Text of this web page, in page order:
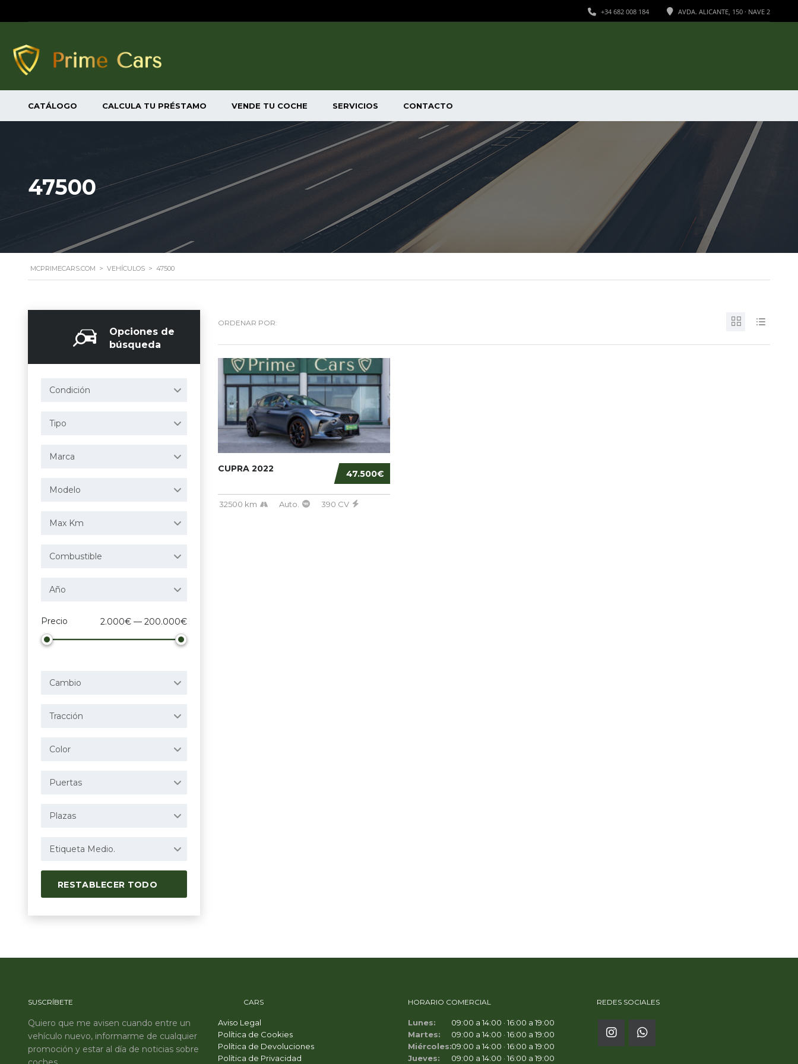
AVDA. ALICANTE, 150 · NAVE 2
+34 682 008 184
CATÁLOGO CALCULA TU PRÉSTAMO VENDE TU COCHE SERVICIOS CONTACTO
47500
MCPRIMECARS.COM > VEHÍCULOS > 47500
Opciones de
búsqueda
Condición
Tipo
Marca
Modelo
Max Km
Combustible
Año
Precio 2.000€ — 200.000€
Cambio
Tracción
Color
Puertas
Plazas
Etiqueta Medio.
RESTABLECER TODO
ORDENAR POR:
47.500€
CUPRA 2022
32500 km Auto. 390 CV
SUSCRÍBETE
Quiero que me avisen cuando entre un
vehículo nuevo, informarme de cualquier
promoción y estar al día de noticias sobre
CARS
Aviso Legal
Política de Cookies
Política de Devoluciones
Política de Privacidad
HORARIO COMERCIAL
Lunes:
09:00 a 14:00 · 16:00 a 19:00
Martes:
09:00 a 14:00 · 16:00 a 19:00
Miércoles:09:00 a 14:00 · 16:00 a 19:00
Jueves:
09:00 a 14:00 · 16:00 a 19:00
REDES SOCIALES